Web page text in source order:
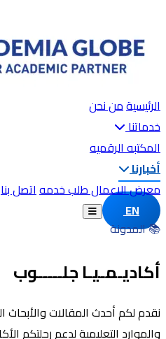
الرئيسيةمن نحن
خدماتنا
المكتبه الرقميه
أخبارنا
معرض الاعمالطلب خدمهاتصل بنا
EN
📚 المدونة
أكاديـمـيـا جلـــــوب
نقدم لكم أحدث المقالات والأبحاث
والموارد التعليمية لدعم رحلتكم